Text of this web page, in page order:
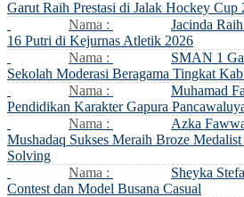
Garut Raih Prestasi di Jalak Hockey Cup
Nama :
Jacinda
16 Putri di Kejurnas Atletik 2026
Nama :
SMAN 1
Sekolah Moderasi Beragama Tingkat
Nama :
Muhamad
Pendidikan Karakter Gapura
Nama :
Azka
Mushadaq Sukses Meraih Broze
Solving
Nama :
Sheyka
Contest dan Model Busana Casual